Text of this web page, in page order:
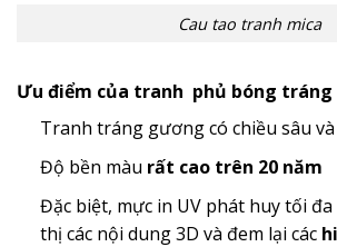
Cau tao tranh mica
Ưu điểm của tranh phủ bóng
Tranh tráng gương có chiều sâu
Độ bền màu rất cao trên 20 năm
Đặc biệt, mực in UV phát huy tối
thị các nội dung 3D và đem lại các